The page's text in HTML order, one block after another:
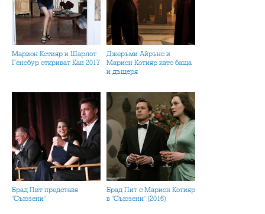
Марион Котияр и Шарлот
Генсбур откриват Кан 2017
Джеръми Айрънс и
Марион Котияр като баща
и дъщеря
Брад Пит представя
"Съюзени"
Брад Пит с Марион Котияр
в "Съюзени" (2016)